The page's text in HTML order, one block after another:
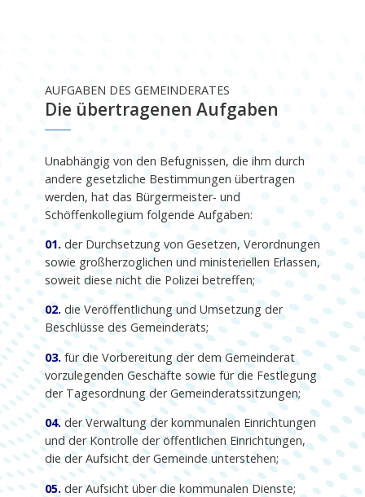
Die übertragenen Aufgaben
AUFGABEN DES GEMEINDERATES
Unabhängig von den Befugnissen, die ihm durch
andere gesetzliche Bestimmungen übertragen
werden, hat das Bürgermeister- und
Schöffenkollegium folgende Aufgaben:
01. der Durchsetzung von Gesetzen, Verordnungen
sowie großherzoglichen und ministeriellen Erlassen,
soweit diese nicht die Polizei betreffen;
02.die Veröffentlichung und Umsetzung der
Beschlüsse des Gemeinderats;
03.für die Vorbereitung der dem Gemeinderat
vorzulegenden Geschäfte sowie für die Festlegung
der Tagesordnung der Gemeinderatssitzungen;
04.der Verwaltung der kommunalen Einrichtungen
und der Kontrolle der öffentlichen Einrichtungen,
die der Aufsicht der Gemeinde unterstehen;
05.der Aufsicht über die kommunalen Dienste;